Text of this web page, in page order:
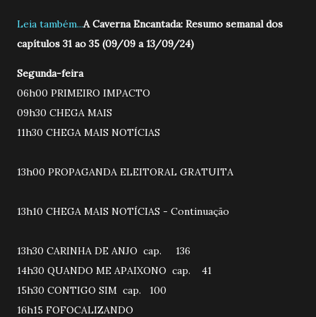
Leia também...A Caverna Encantada: Resumo semanal dos
capítulos 31 ao 35 (09/09 a 13/09/24)
Segunda-feira
06h00 PRIMEIRO IMPACTO
09h30 CHEGA MAIS
11h30 CHEGA MAIS NOTÍCIAS
13h00 PROPAGANDA ELEITORAL GRATUITA
13h10 CHEGA MAIS NOTÍCIAS - Continuação
13h30 CARINHA DE ANJO cap. 136
14h30 QUANDO ME APAIXONO cap. 41
15h30 CONTIGO SIM cap. 100
16h15 FOFOCALIZANDO